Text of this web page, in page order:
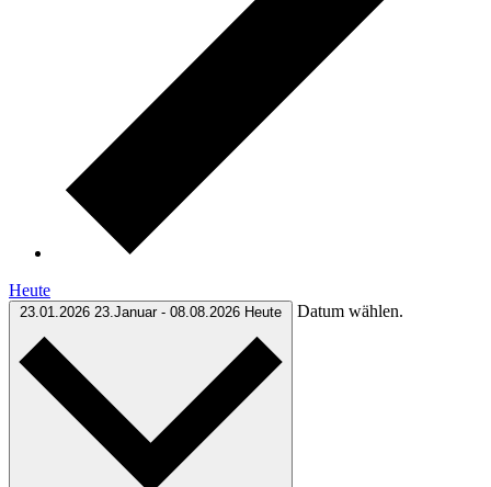
Heute
23.01.2026 23.Januar - 08.08.2026 Heute Datum wählen.